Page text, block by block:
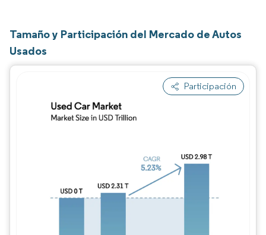
Tamaño y Participación del Mercado de Autos
Usados
Participación